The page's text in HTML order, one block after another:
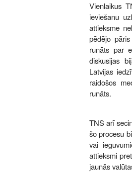
Vienlaikus
ieviešanu
attieksme
pēdējo
runāts par
diskusijas
Latvijas
raidošos
runāts.
TNS arī
šo procesu
vai
attieksmi
jaunās